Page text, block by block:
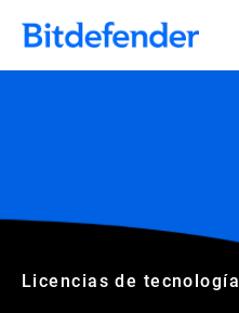
Licencias de tecnología